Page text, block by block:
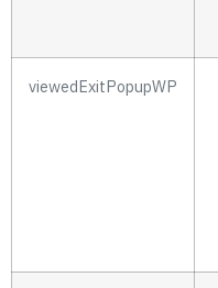
viewedExitPopupWP